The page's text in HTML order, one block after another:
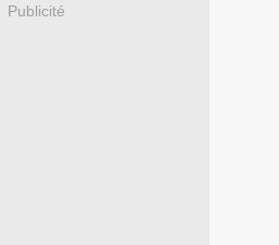
Publicité